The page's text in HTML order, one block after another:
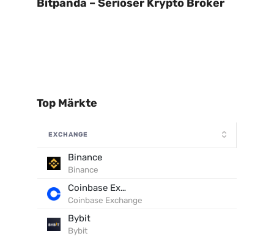
Bitpanda – Seriöser Krypto Broker
Top Märkte
EXCHANGE
Binance
Binance
Coinbase Exchange
Coinbase Exchange
Bybit
Bybit